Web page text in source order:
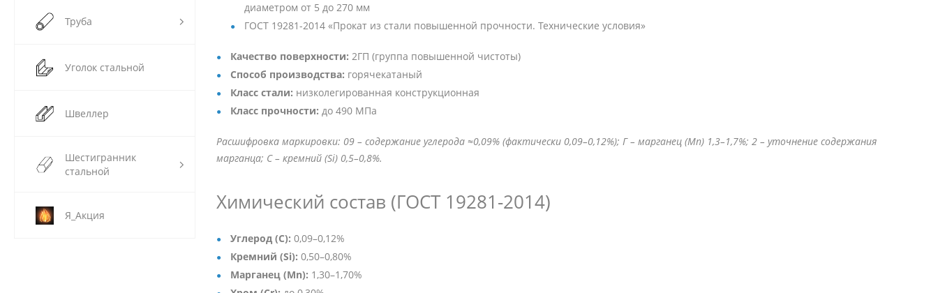
Труба
Уголок стальной
Швеллер
Шестигранник
стальной
Я_Акция
диаметром от 5 до 270 мм
ГОСТ 19281-2014 «Прокат из стали повышенной прочности. Технические условия»
Качество поверхности: 2ГП (группа повышенной чистоты)
Способ производства: горячекатаный
Класс стали: низколегированная конструкционная
Класс прочности: до 490 МПа
Расшифровка маркировки: 09 – содержание углерода ≈0,09% (фактически 0,09–0,12%); Г – марганец (Mn) 1,3–1,7%; 2 – уточнение содержания
марганца; С – кремний (Si) 0,5–0,8%.
Химический состав (ГОСТ 19281-2014)
Углерод (C): 0,09–0,12%
Кремний (Si): 0,50–0,80%
Марганец (Mn): 1,30–1,70%